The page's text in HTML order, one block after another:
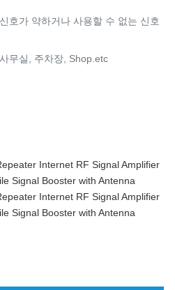
호가 약하거나 사용할 수 없는 신호
무실, 주차장, Shop.etc